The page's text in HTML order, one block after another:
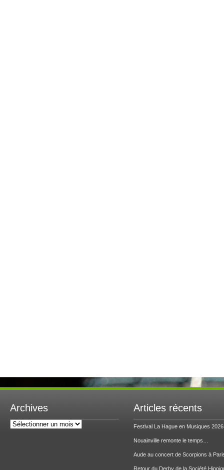
Archives
Archives
Articles récents
Festival La Hague en Musiques 2026
Nouainville remonte le temps…
Aude au concert de Scorpions à
Retour du Derby de la Société